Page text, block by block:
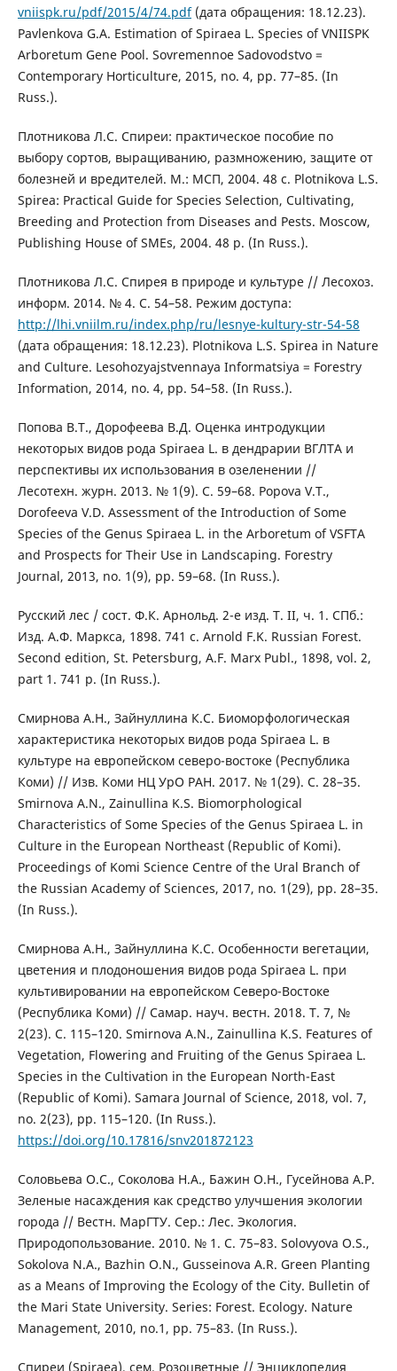
vniispk.ru/pdf/2015/4/74.pdf(дата обращения: 18.12.23).
Pavlenkova G.A. Estimation of Spiraea L. Species of VNIISPK
Arboretum Gene Pool. Sovremennoe Sadovodstvo =
Contemporary Horticulture, 2015, no. 4, pp. 77–85. (In
Russ.).
Плотникова Л.С. Спиреи: практическое пособие по
выбору сортов, выращиванию, размножению, защите от
болезней и вредителей. М.: МСП, 2004. 48 с. Plotnikova L.S.
Spirea: Practical Guide for Species Selection, Cultivating,
Breeding and Protection from Diseases and Pests. Moscow,
Publishing House of SMEs, 2004. 48 p. (In Russ.).
Плотникова Л.С. Спирея в природе и культуре // Лесохоз.
информ. 2014. № 4. С. 54–58. Режим доступа:
http://lhi.vniilm.ru/index.php/ru/lesnye-kultury-str-54-58
(дата обращения: 18.12.23). Plotnikova L.S. Spirea in Nature
and Сulture. Lesohozyajstvennaya Informatsiya = Forestry
Information, 2014, no. 4, pp. 54–58. (In Russ.).
Попова В.Т., Дорофеева В.Д. Оценка интродукции
некоторых видов рода Spiraea L. в дендрарии ВГЛТА и
перспективы их использования в озеленении //
Лесотехн. журн. 2013. № 1(9). С. 59–68. Popova V.T.,
Dorofeeva V.D. Assessment of the Introduction of Some
Species of the Genus Spiraea L. in the Arboretum of VSFTA
and Prospects for Their Use in Landscaping. Forestry
Journal, 2013, no. 1(9), рр. 59–68. (In Russ.).
Русский лес / сост. Ф.К. Арнольд. 2-е изд. Т. II, ч. 1. СПб.:
Изд. А.Ф. Маркса, 1898. 741 с. Arnold F.K. Russian Forest.
Second еdition, St. Petersburg, A.F. Marx Publ., 1898, vol. 2,
part 1. 741 p. (In Russ.).
Смирнова А.Н., Зайнуллина К.С. Биоморфологическая
характеристика некоторых видов рода Spiraea L. в
культуре на европейском северо-востоке (Республика
Коми) // Изв. Коми НЦ УрО РАН. 2017. № 1(29). C. 28–35.
Smirnova A.N., Zainullina K.S. Biomorphological
Сharacteristics of Some Species of the Genus Spiraea L. in
Culture in the European Northeast (Republic of Komi).
Proceedings of Komi Science Centre of the Ural Branch of
the Russian Academy of Sciences, 2017, no. 1(29), рр. 28–35.
(In Russ.).
Смирнова А.Н., Зайнуллина К.С. Особенности вегетации,
цветения и плодоношения видов рода Spiraea L. при
культивировании на европейском Северо-Востоке
(Республика Коми) // Самар. науч. вестн. 2018. Т. 7, №
2(23). С. 115–120. Smirnova A.N., Zainullina K.S. Features of
Vegetation, Flowering and Fruiting of the Genus Spiraea L.
Species in the Cultivation in the European North-East
(Republic of Komi). Samara Journal of Science, 2018, vol. 7,
no. 2(23), рр. 115–120. (In Russ.).
https://doi.org/10.17816/snv201872123
Соловьева О.С., Соколова Н.А., Бажин О.Н., Гусейнова А.Р.
Зеленые насаждения как средство улучшения экологии
города // Вестн. МарГТУ. Сер.: Лес. Экология.
Природопользование. 2010. № 1. С. 75–83. Solovyova O.S.,
Sokolova N.A., Bazhin O.N., Gusseinova A.R. Green Planting
as a Means of Improving the Ecology of the City. Bulletin of
the Mari State University. Series: Forest. Ecology. Nature
Management, 2010, no.1, pp. 75–83. (In Russ.).
Спиреи (Spiraea), сем. Розоцветные // Энциклопедия